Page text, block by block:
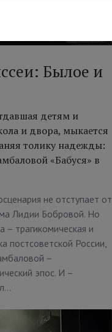
Былое и
детям и
и двора, мыкается
толику надежды:
«Бабуся» в
не отступает от
Лидии Бобровой. Но
– трагикомическая и
постсоветской России,
–
эпос. И –